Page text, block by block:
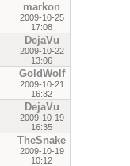
markon
2009-10-25
17:08
DejaVu
2009-10-22
13:06
GoldWolf
2009-10-21
16:32
DejaVu
2009-10-19
16:35
TheSnake
2009-10-19
10:12